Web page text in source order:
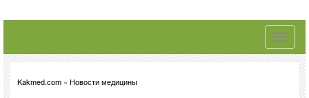
Toggle
Kakmed.com » Новости медицины